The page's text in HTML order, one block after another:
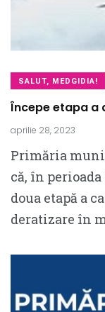
SALUT, MEDGIDIA!
Începe etapa a
aprilie 28, 2023
Primăria
că, în perioada
doua etapă a
deratizare în